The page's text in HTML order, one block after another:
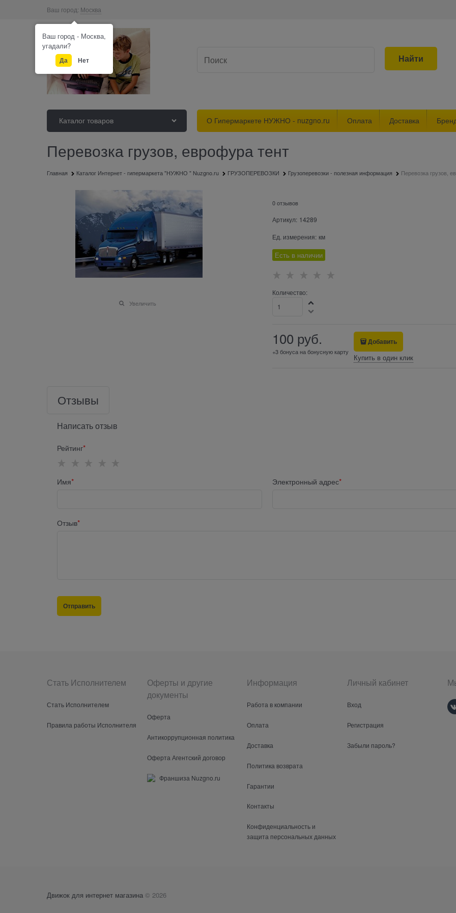
Ваш город: Москва
Найти
Каталог товаров О Гипермаркете НУЖНО - nuzgno.ru Оплата Доставка
Перевозка грузов, еврофура тент
Главная Каталог Интернет - гипермаркета "НУЖНО " Nuzgno.ru ГРУЗОПЕРЕВОЗКИ Грузоперевозки - полезная информация Перевозка грузов,
Увеличить
0 отзывов
Артикул: 14289
Ед. измерения: км
Есть в наличии
Количество:
100 руб.
+3 бонуса на бонусную карту
Добавить
Купить в один клик
Отзывы
Написать отзыв
Рейтинг
Имя Электронный адрес
Отзыв
Стать Исполнителем
Стать Исполнителем
Правила работы Исполнителя
Оферты и другие
документы
Оферта
Антикоррупционная политика
Оферта Агентский договор
Франшиза Nuzgno.ru
Информация
Работа в компании
Оплата
Доставка
Политика возврата
Гарантии
Контакты
Конфиденциальность и
защита персональных данных
Личный кабинет
Вход
Регистрация
Забыли пароль?
Движок для интернет магазина © 2026
Ваш город - Москва,
угадали?
Да Нет